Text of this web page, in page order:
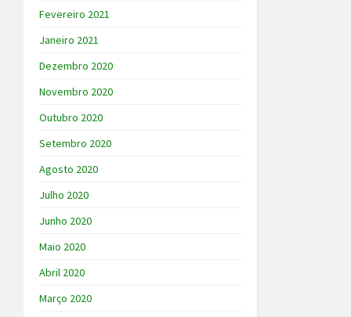
Fevereiro 2021
Janeiro 2021
Dezembro 2020
Novembro 2020
Outubro 2020
Setembro 2020
Agosto 2020
Julho 2020
Junho 2020
Maio 2020
Abril 2020
Março 2020